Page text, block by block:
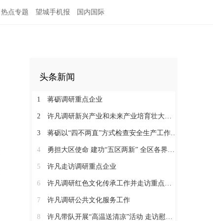
热点专题 望城手机报 国内国际
头条新闻
1 蒋砺调研重点企业
2 许凡调研新兴产业和未来产业培育壮大工作
3 蒋砺以“四不两直”方式检查安全生产工作并慰问一线劳动者
4 勇担大区使命 建功“五区两新” 全区各界学习贯彻区党代会精神（三）
5 许凡走访调研重点企业
6 许凡调研红色文化传承工作并走访重点企业
7 许凡调研公共文化服务工作
8 许凡带队开展“高温送清凉”活动 走访慰问一线劳动者